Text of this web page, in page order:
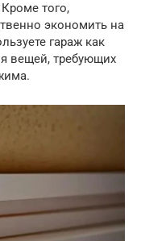
того,
экономить на
гараж как
вещей, требующих